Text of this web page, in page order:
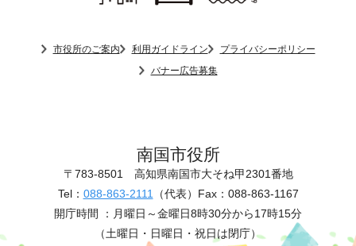
市役所のご案内 利用ガイドライン
プライバシーポリシー
バナー広告募集
南国市役所
〒783-8501 高知県南国市大そね甲2301番地
Tel： 088-863-2111 （代表） Fax：088-863-1167
開庁時間 ： 月曜日～金曜日8時30分から17時15分
（土曜日・日曜日・祝日は閉庁）